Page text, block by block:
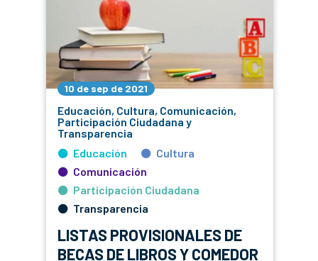
10 de sep de 2021
Educación, Cultura, Comunicación,
Participación Ciudadana y
Transparencia
Educación
Cultura
Comunicación
Participación Ciudadana
Transparencia
LISTAS PROVISIONALES DE
BECAS DE LIBROS Y COMEDOR